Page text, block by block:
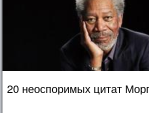
20 неоспоримых цитат